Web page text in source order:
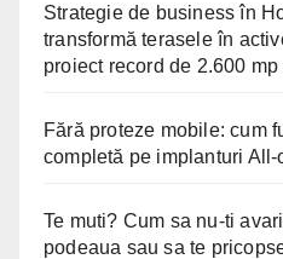
Strategie de business în
transformă terasele în
proiect record de 2.600
Fără proteze mobile: cum
completă pe implanturi All-
Te muti? Cum sa nu-ti
podeaua sau sa te